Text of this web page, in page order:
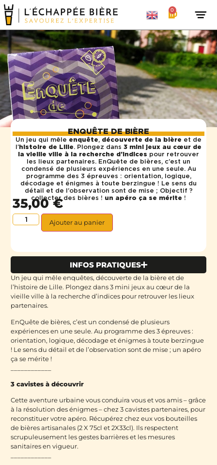
0
ENQUÊTE DE BIÈRE
Un jeu qui mêle enquête, découverte de la bière et de
l’histoire de Lille. Plongez dans 3 mini jeux au cœur de
la vieille ville à la recherche d’indices pour retrouver
les lieux partenaires. EnQuête de bières, c’est un
condensé de plusieurs expériences en une seule. Au
programme des 3 épreuves : orientation, logique,
décodage et énigmes à toute berzingue ! Le sens du
détail et de l’observation sont de mise ; Objectif ?
collecter des bières ! un apéro ça se mérite !
35,00€
Ajouter au panier
INFOS PRATIQUES
Un jeu qui mêle enquêtes, découverte de la bière et de
l’histoire de Lille. Plongez dans 3 mini jeux au cœur de la
vieille ville à la recherche d’indices pour retrouver les lieux
partenaires.
EnQuête de bières, c’est un condensé de plusieurs
expériences en une seule. Au programme des 3 épreuves :
orientation, logique, décodage et énigmes à toute berzingue
! Le sens du détail et de l’observation sont de mise ; un apéro
ça se mérite !
3 cavistes à découvrir
Cette aventure urbaine vous conduira vous et vos amis – grâce
à la résolution des énigmes – chez 3 cavistes partenaires, pour
reconstituer votre apéro. Récupérez chez eux vos bouteilles
de bières artisanales (2 X 75cl et 2X33cl). Ils respectent
scrupuleusement les gestes barrières et les mesures
sanitaires en vigueur.